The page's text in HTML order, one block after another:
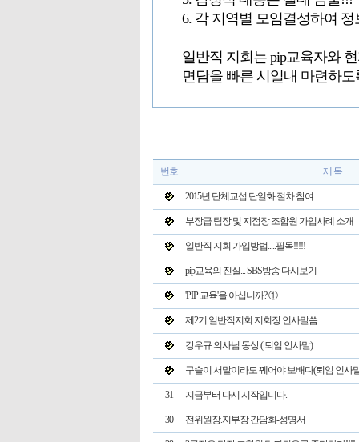
6. 각 지역별 모임결성하여 정
일반직 지회는 pip교육자와
면담을 빠른 시일내 마련하
번호 제 목
2015년 단체교섭 단일화 절차 참여
부장급 팀장 및 지점장 조합원 가입사례 소개
일반직 지회 가입방법.....필독!!!!!
pip교육의 진실... SBS방송 다시보기
'PIP 교육'을 아십니까? ①
제2기 일반직지회 지회장 인사말씀
강우규 의사님 동상 ( 퇴임 인사말)
구슬이 서말이라도 꿰어야 보배다(퇴임 인사
31 지금부터 다시 시작입니다.
30 전위원장.지부장 간담회-성명서